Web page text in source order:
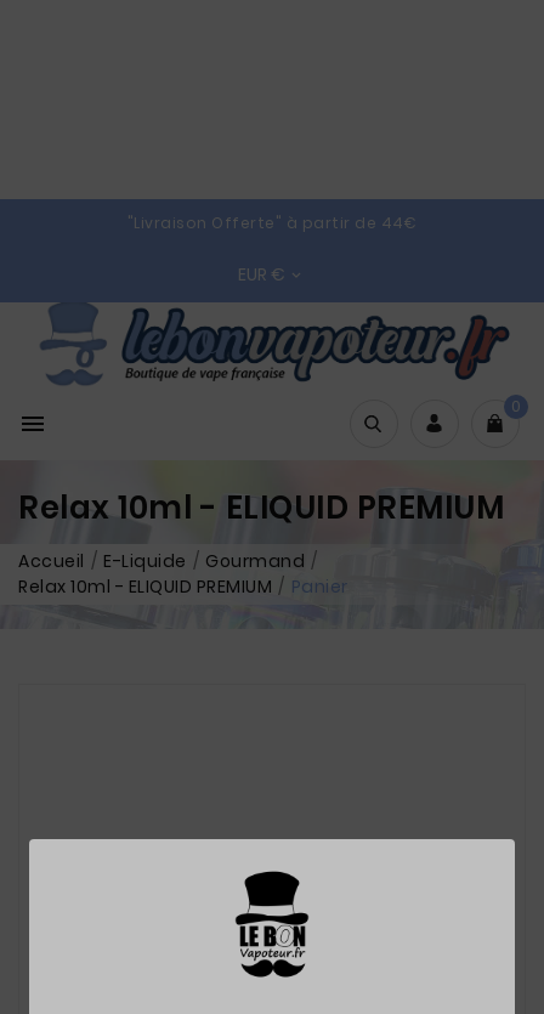
"Livraison Offerte" à partir de 44€
EUR € 

0
Relax 10ml - ELIQUID PREMIUM
Accueil E-Liquide
Gourmand
Relax 10ml - ELIQUID PREMIUM
Panier